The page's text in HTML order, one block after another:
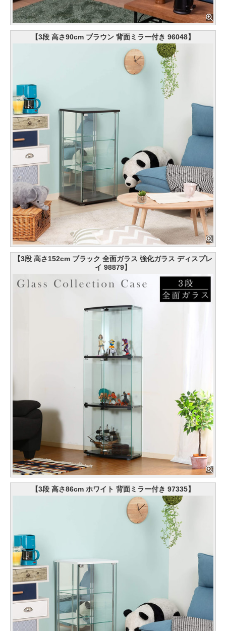
【3段 高さ90cm ブラウン 背面ミラー付き 96048】
【3段 高さ152cm ブラック 全面ガラス 強化ガラス ディスプレ
イ 98879】
【3段 高さ86cm ホワイト 背面ミラー付き 97335】